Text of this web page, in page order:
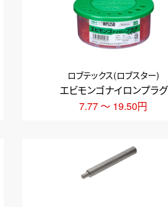
エビモンゴナイロンプラグ
ロブテックス(ロブスター)
7.77 ～ 19.50円